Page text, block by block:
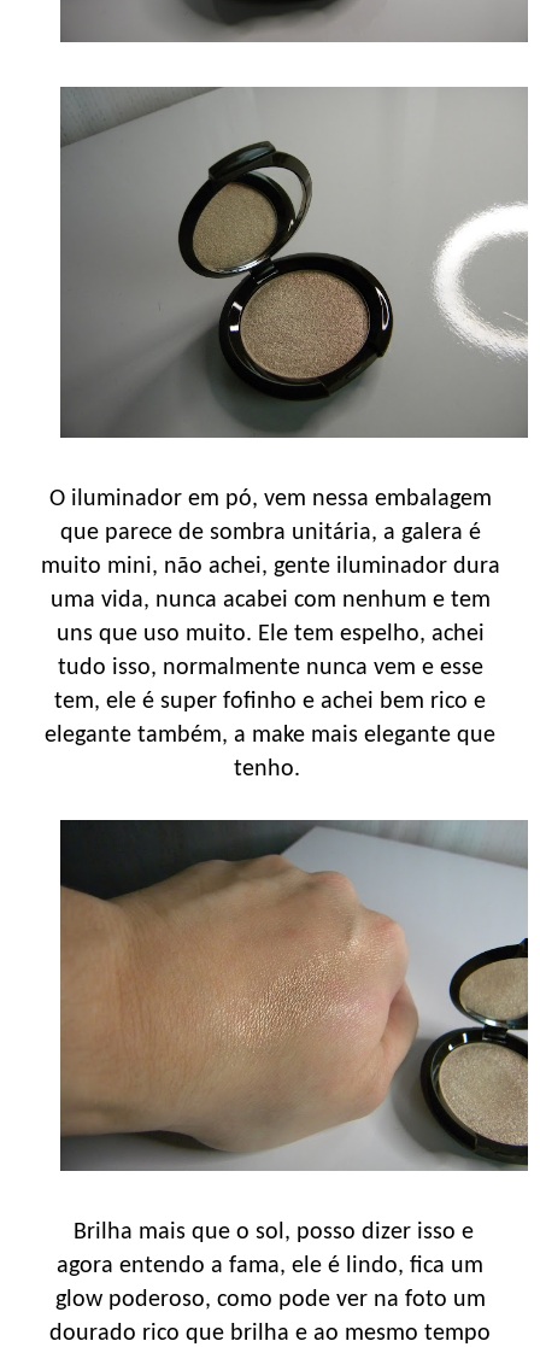
O iluminador em pó, vem nessa embalagem
que parece de sombra unitária, a galera é
muito mini, não achei, gente iluminador dura
uma vida, nunca acabei com nenhum e tem
uns que uso muito. Ele tem espelho, achei
tudo isso, normalmente nunca vem e esse
tem, ele é super fofinho e achei bem rico e
elegante também, a make mais elegante que
tenho.
Brilha mais que o sol, posso dizer isso e
agora entendo a fama, ele é lindo, fica um
glow poderoso, como pode ver na foto um
dourado rico que brilha e ao mesmo tempo